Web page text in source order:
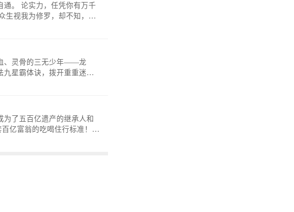
有万千
、灵骨的三无少年——龙
九星霸体诀，拨开重重迷
师,或者搜索：pingfanmosh
了五百亿遗产的继承人和